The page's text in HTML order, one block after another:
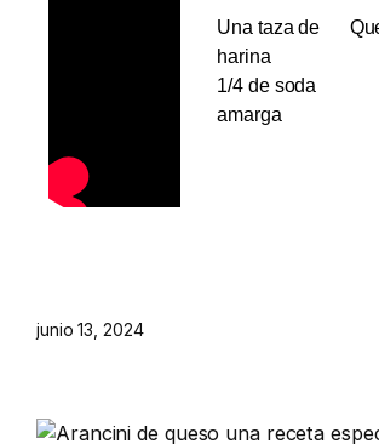
Una taza de
harina
1/4 de soda
amarga
junio 13, 2024